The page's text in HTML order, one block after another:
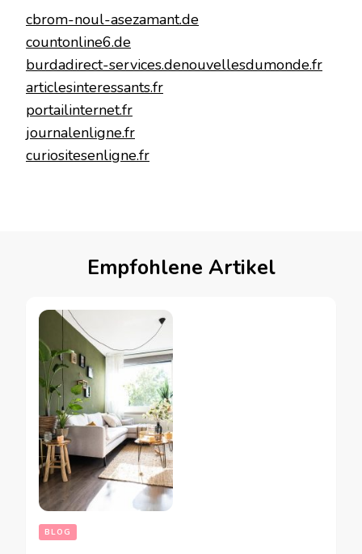
cbrom-noul-asezamant.de
countonline6.de
burdadirect-services.denouvellesdumonde.fr
articlesinteressants.fr
portailinternet.fr
journalenligne.fr
curiositesenligne.fr
Empfohlene Artikel
BLOG